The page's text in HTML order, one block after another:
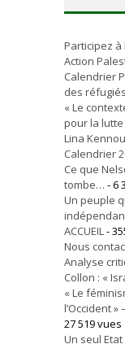
Participez à
Action
Calendrier
des
« Le
pour la
Lina
Calendrier
Ce que
tombe… - 6
Un peuple
ACCUEIL-
Nous
Analyse
Collon : «
« Le
l’Occident
27 519 vues
Un seul